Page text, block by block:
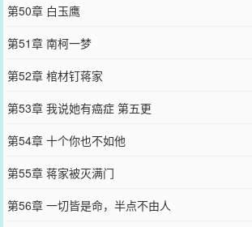
第50章 白玉鹰
第51章 南柯一梦
第52章 棺材钉蒋家
第53章 我说她有癌症 第五更
第54章 十个你也不如他
第55章 蒋家被灭满门
第56章 一切皆是命，半点不由人